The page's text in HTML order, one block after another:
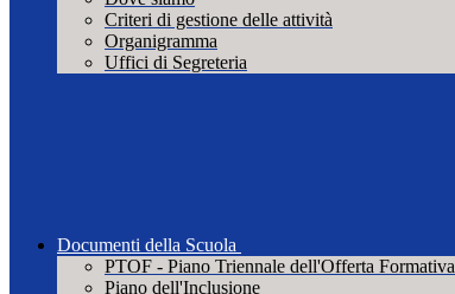
Criteri di gestione delle attività
Organigramma
Uffici di Segreteria
Documenti della Scuola
PTOF - Piano Triennale dell'Offerta Formativa
Piano dell'Inclusione